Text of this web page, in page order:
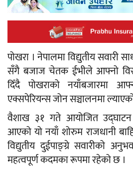
पोखरा । नेपालमा विद्युतीय सवारी
सँगै बजाज चेतक ईभीले आफ्नो
दिँदै पोखराको नयाँबजारमा
एक्सपेरियन्स जोन सञ्चालनमा
वैशाख ३१ गते आयोजित उद्घाटन
आएको यो नयाँ शोरुम राजधानी
विद्युतीय दुईपाङ्ग्रे सवारीको
महत्वपूर्ण कदमका रूपमा रहेको छ ।